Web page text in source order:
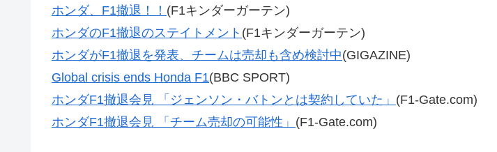
ホンダ、F1撤退！！ (F1キンダーガーテン)
ホンダのF1撤退のステイトメント (F1キンダーガーテン)
ホンダがF1撤退を発表、チームは売却も含め検討中(GIGAZINE)
Global crisis ends Honda F1(BBC SPORT)
ホンダF1撤退会見 「ジェンソン・バトンとは契約していた」 (F1-Gate.com)
ホンダF1撤退会見 「チーム売却の可能性」 (F1-Gate.com)